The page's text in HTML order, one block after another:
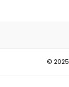
© 2025